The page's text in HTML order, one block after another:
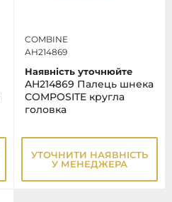
COMBINE
AH214869
Наявність уточнюйте
AH214869 Палець шнека
COMPOSITE кругла
головка
УТОЧНИТИ НАЯВНІСТЬ
У МЕНЕДЖЕРА